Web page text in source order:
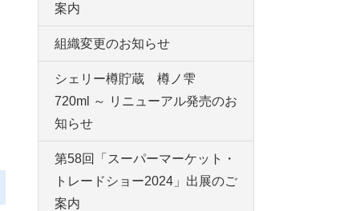
案内
組織変更のお知らせ
シェリー樽貯蔵 樽ノ雫
720ml ～ リニューアル発売のお
知らせ
第58回「スーパーマーケット・
トレードショー2024」出展のご
案内